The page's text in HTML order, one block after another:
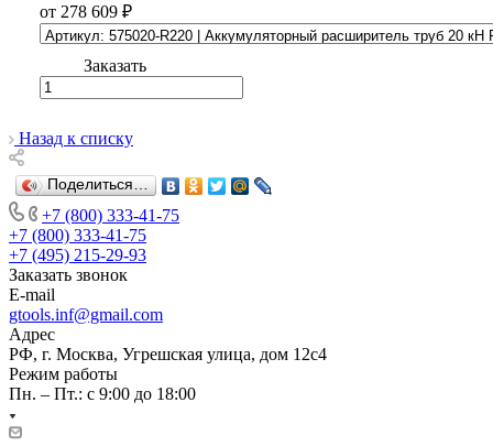
от 278 609 ₽
Заказать
Назад к списку
Поделиться…
+7 (800) 333-41-75
+7 (800) 333-41-75
+7 (495) 215-29-93
Заказать звонок
E-mail
gtools.inf@gmail.com
Адрес
РФ, г. Москва, Угрешская улица, дом 12с4
Режим работы
Пн. – Пт.: с 9:00 до 18:00